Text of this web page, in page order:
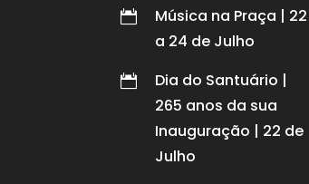

Música na Praça | 22
a 24 de Julho

Dia do Santuário |
265 anos da sua
Inauguração | 22 de
Julho